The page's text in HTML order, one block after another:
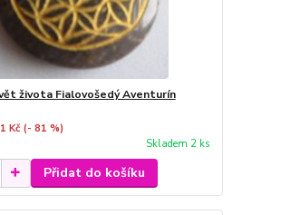
života Fialovošedý Aventurín
Kč (- 81 %)
Skladem 2 ks
Přidat do košíku